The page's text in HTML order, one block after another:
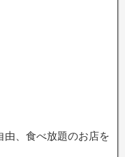
由、食べ放題のお店を